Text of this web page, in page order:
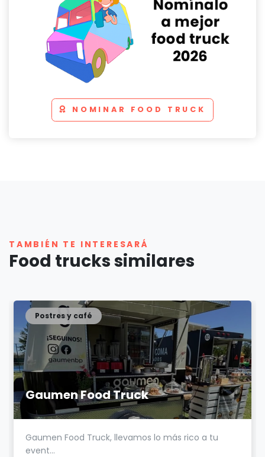
NOMINAR FOOD TRUCK
TAMBIÉN TE INTERESARÁ
Food trucks similares
Gaumen Food Truck
Postres y café
Gaumen Food Truck, llevamos lo más rico a tu
event...